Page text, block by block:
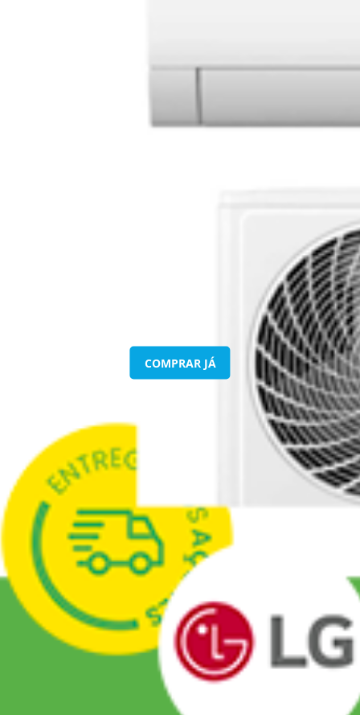
COMPRAR JÁ
AGENDAR MANUTENÇÃO